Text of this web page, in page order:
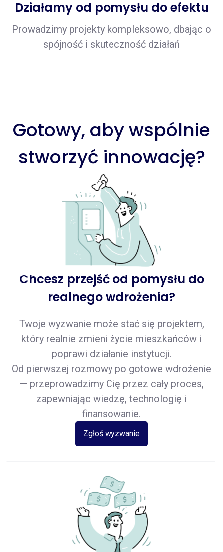
Działamy od pomysłu do efektu
Prowadzimy projekty kompleksowo, dbając o
spójność i skuteczność działań
Gotowy, aby wspólnie
stworzyć innowację?
Chcesz przejść od pomysłu do
realnego wdrożenia?
Twoje wyzwanie może stać się projektem,
który realnie zmieni życie mieszkańców i
poprawi działanie instytucji.
Od pierwszej rozmowy po gotowe wdrożenie
— przeprowadzimy Cię przez cały proces,
zapewniając wiedzę, technologię i
finansowanie.
Zgłoś wyzwanie